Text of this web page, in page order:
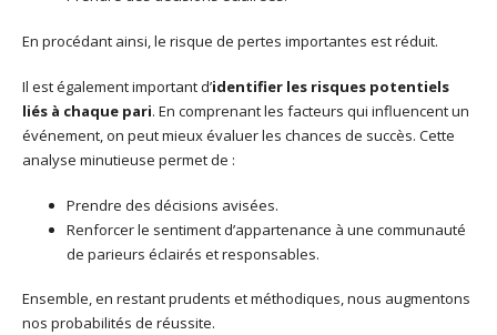
En procédant ainsi, le risque de pertes importantes est réduit.
Il est également important d’identifier les risques potentiels
liés à chaque pari. En comprenant les facteurs qui influencent un
événement, on peut mieux évaluer les chances de succès. Cette
analyse minutieuse permet de :
Prendre des décisions avisées.
Renforcer le sentiment d’appartenance à une communauté
de parieurs éclairés et responsables.
Ensemble, en restant prudents et méthodiques, nous augmentons
nos probabilités de réussite.